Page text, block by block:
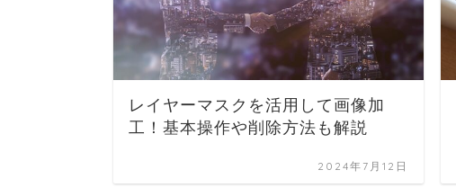
レイヤーマスクを活用して画像加
工！基本操作や削除方法も解説
2024年7月12日